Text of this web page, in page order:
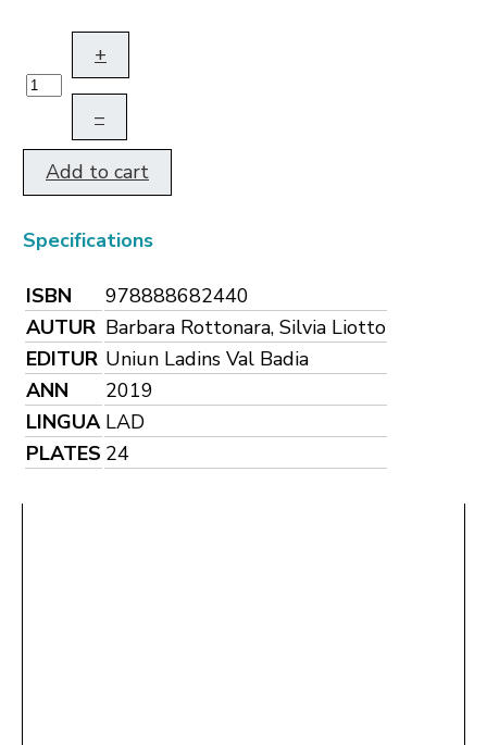
+
–
Add to cart
Specifications
ISBN
978888682440
AUTUR Barbara Rottonara, Silvia Liotto
EDITUR Uniun Ladins Val Badia
ANN
2019
LINGUA LAD
PLATES 24